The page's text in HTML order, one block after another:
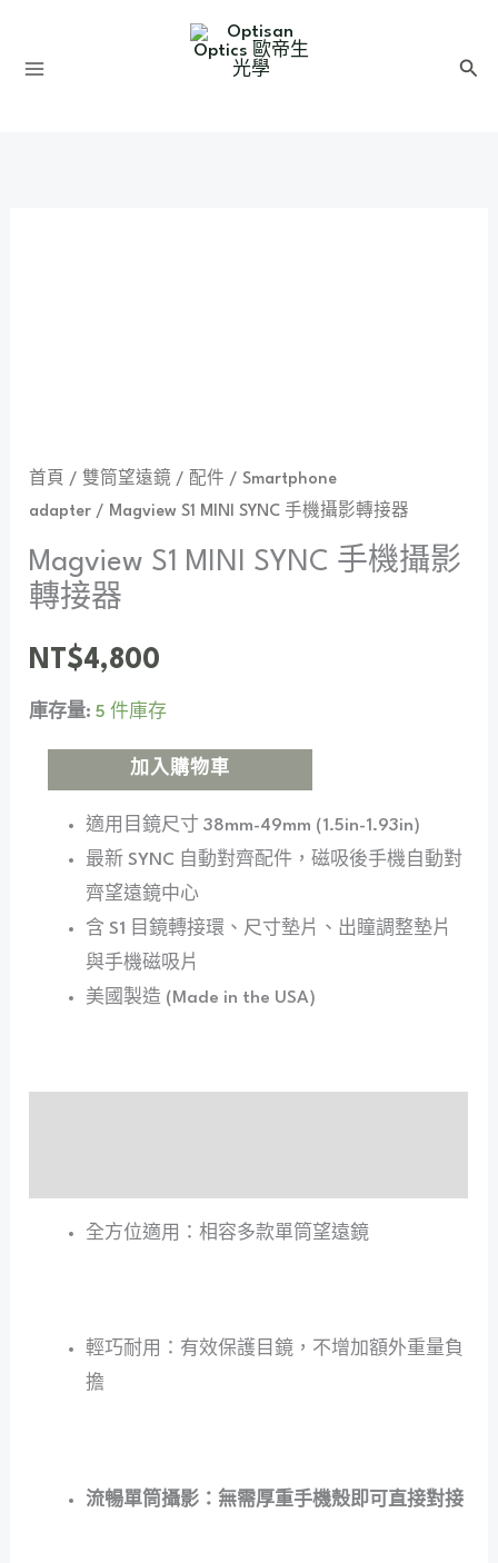
搜
首頁 /雙筒望遠鏡 / 配件 /Smartphone
adapter / Magview S1 MINI SYNC 手機攝影轉接器
Magview S1 MINI SYNC 手機攝影
轉接器
NT$4,800
庫存量: 5 件庫存
加入購物車
適用目鏡尺寸 38mm-49mm (1.5in-1.93in)
最新 SYNC 自動對齊配件，磁吸後手機自動對
齊望遠鏡中心
含 S1 目鏡轉接環、尺寸墊片、出瞳調整墊片
與手機磁吸片
美國製造 (Made in the USA)
全方位適用：相容多款單筒望遠鏡
輕巧耐用：有效保護目鏡，不增加額外重量負
擔
流暢單筒攝影：無需厚重手機殼即可直接對接